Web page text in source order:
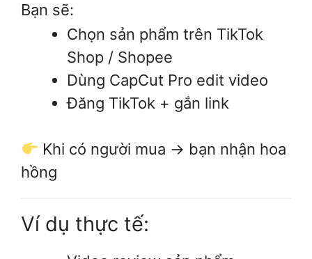
Bạn sẽ:
Chọn sản phẩm trên TikTok
Shop / Shopee
Dùng CapCut Pro edit video
Đăng TikTok + gắn link
Khi có người mua → bạn nhận hoa
hồng
Ví dụ thực tế: